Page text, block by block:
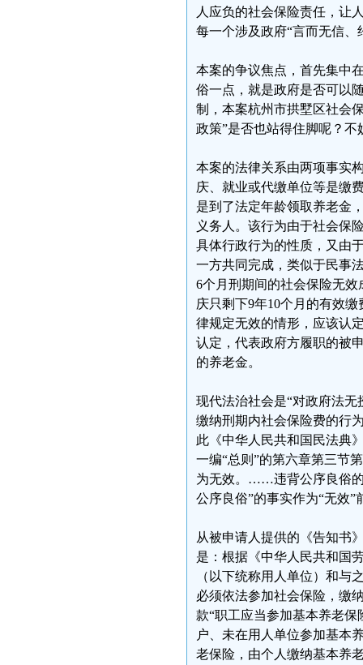
人应负的社会保险责任，让
每一个涉及政府“言而无信
本案的争议焦点，首先集中
俗一点，就是政府是否可以
制，本案杭州市拱墅区社会
政策”是否也站得住脚呢？
本案的法律关系由两项事实
庆、就业或代缴单位等是缴
是到了法定年龄领取养老金
义务人。该行为由于社会保
具体行政行为的性质，又由
一方共同完成，类似于民事
6个月刑期间的社会保险无
庆只剩下9年10个月的有效
律规定无效的情形，应该认
认定，代表政府方履职的被
的养老金。
现代法治社会是“对政府法
缴纳刑期内社会保险费的行
此《中华人民共和国民法典
一编“总则”的第六章第三节
为无效。……违背公序良俗的
公序良俗”的事实作为“无效”
从被申请人提供的《告知书
是：根据《中华人民共和国
（以下统称用人单位）和与
必须依法参加社会保险，缴
款“职工应当参加基本养老
户、未在用人单位参加基本
老保险，由个人缴纳基本养